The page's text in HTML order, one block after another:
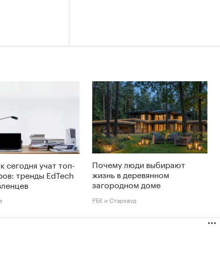
сегодня учат топ-
тренды EdTech
Почему люди выбирают
жизнь в деревянном
загородном доме
РБК и Старквуд